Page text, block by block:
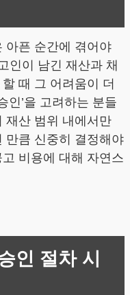
아픈 순간에 겪어야
인이 남긴 재산과 채
때 그 어려움이 더
인’을 고려하는 분들
재산 범위 내에서만
만큼 신중히 결정해야
비용에 대해 자연스
인 절차 시